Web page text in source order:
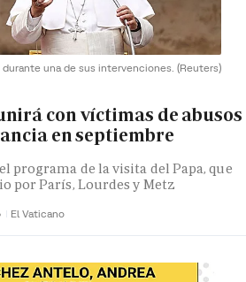
durante una de sus intervenciones. (Reuters)
con víctimas de abusos
en septiembre
programa de la visita del Papa, que
por París, Lourdes y Metz
El Vaticano